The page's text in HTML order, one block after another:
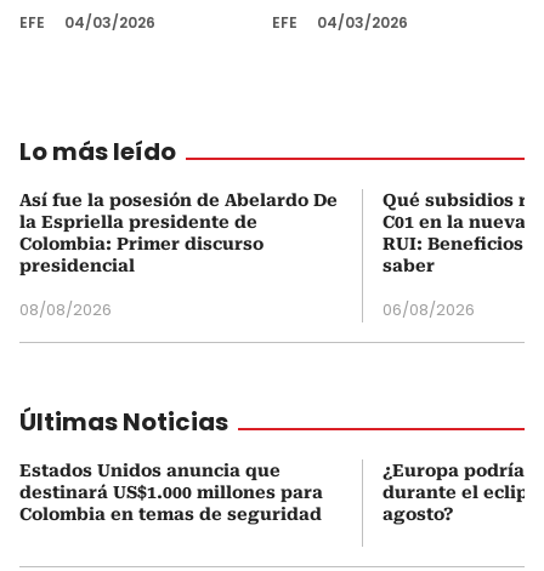
EFE 04/03/2026 EFE 04/03/2026
Lo más leído
Así fue la posesión de Abelardo De
la Espriella presidente de
Colombia: Primer discurso
presidencial
08/08/2026
Qué subsidios
C01 en la nueva
RUI: Beneficios
saber
06/08/2026
Últimas Noticias
Estados Unidos anuncia que
destinará US$1.000 millones para
Colombia en temas de seguridad
¿Europa podría
durante el
agosto?